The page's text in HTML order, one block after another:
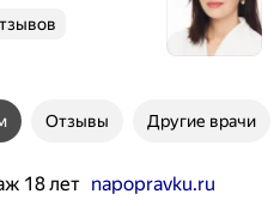
Отзывы Другие врачи
18 лет napopravku.ru